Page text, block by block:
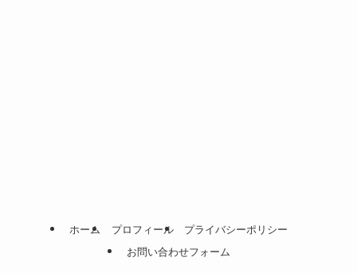
ホーム プロフィール
プライバシーポリシー
お問い合わせフォーム